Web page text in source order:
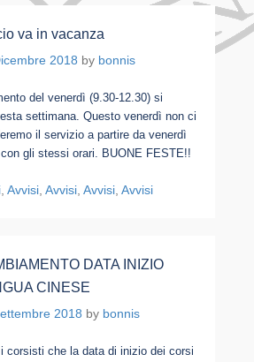
va in vacanza
2018 by bonnis
del venerdì (9.30-12.30) si
settimana. Questo venerdì non ci
il servizio a partire da venerdì
con gli stessi orari. BUONE FESTE!!
Avvisi Avvisi Avvisi Avvisi
DATA INIZIO
CINESE
2018 by bonnis
corsisti che la data di inizio dei corsi